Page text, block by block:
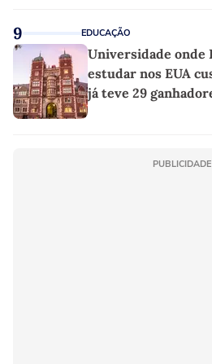
9 EDUCAÇÃO
Universidade onde
estudar nos EUA
já teve 29
PUBLICIDADE